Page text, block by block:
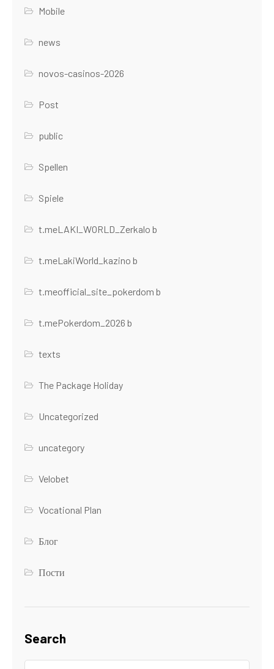
Mobile
news
novos-casinos-2026
Post
public
Spellen
Spiele
t.meLAKI_WORLD_Zerkalo b
t.meLakiWorld_kazino b
t.meofficial_site_pokerdom b
t.mePokerdom_2026 b
texts
The Package Holiday
Uncategorized
uncategory
Velobet
Vocational Plan
Блог
Пости
Search